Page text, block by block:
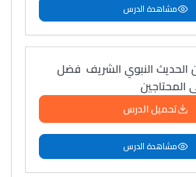
مشاهدة الدرس
الحديث النبوي الشريف فضل
المحتاجين
تحميل الدرس
مشاهدة الدرس